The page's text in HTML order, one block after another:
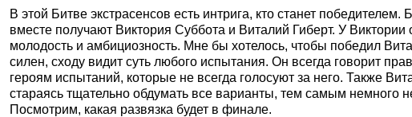
В этой Битве экстрасенсов есть интрига, кто станет
вместе получают Виктория Суббота и Виталий Гиберт. У Виктории
молодость и амбициозность. Мне бы хотелось, чтобы победил
силен, сходу видит суть любого испытания. Он всегда говорит
героям испытаний, которые не всегда голосуют за него. Также
стараясь тщательно обдумать все варианты, тем самым немного
Посмотрим, какая развязка будет в финале.